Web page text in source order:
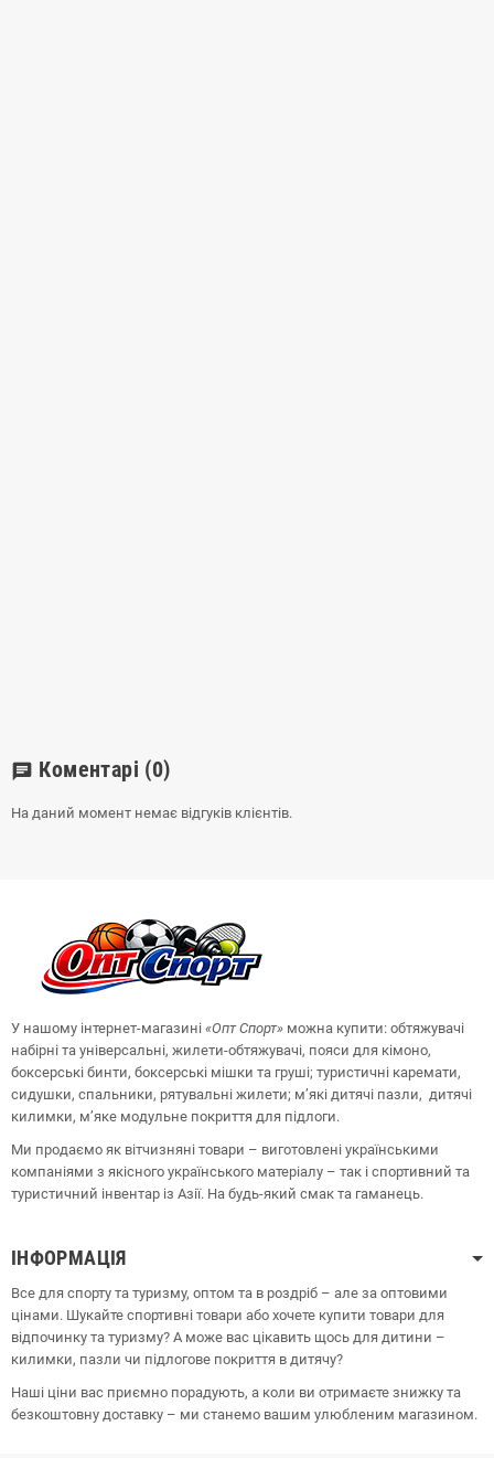
chat Коментарі (0)
На даний момент немає відгуків клієнтів.
У нашому інтернет-магазині «ОптСпорт» можна купити: обтяжувачі
набірні та універсальні, жилети-обтяжувачі, пояси для кімоно,
боксерські бинти, боксерські мішки та груші; туристичні каремати,
сидушки, спальники, рятувальні жилети; м’які дитячі пазли, дитячі
килимки, м’яке модульне покриття для підлоги.
Ми продаємо як вітчизняні товари – виготовлені українськими
компаніями з якісного українського матеріалу – так і спортивний та
туристичний інвентар із Азії. На будь-який смак та гаманець.
ІНФОРМАЦІЯ
Все для спорту та туризму, оптом та в роздріб – але за оптовими
цінами. Шукайте спортивні товари або хочете купити товари для
відпочинку та туризму? А може вас цікавить щось для дитини –
килимки, пазли чи підлогове покриття в дитячу?
Наші ціни вас приємно порадують, а коли ви отримаєте знижку та
безкоштовну доставку – ми станемо вашим улюбленим магазином.